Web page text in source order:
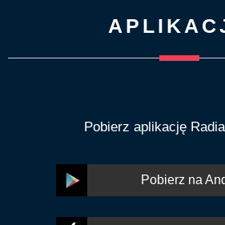
Pobierz aplikację
Pobierz na